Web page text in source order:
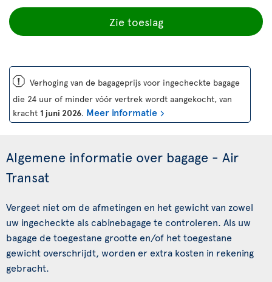
Zie toeslag
ü Verhoging van de bagageprijs voor ingecheckte bagage
die 24 uur of minder vóór vertrek wordt aangekocht, van
kracht 1 juni 2026. Meer informatie
Algemene informatie over bagage - Air
Transat
Vergeet niet om de afmetingen en het gewicht van zowel
uw ingecheckte als cabinebagage te controleren. Als uw
bagage de toegestane grootte en/of het toegestane
gewicht overschrijdt, worden er extra kosten in rekening
gebracht.